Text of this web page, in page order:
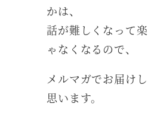
かは、
話が難しくなって
ゃなくなるので、
メルマガでお届け
思います。